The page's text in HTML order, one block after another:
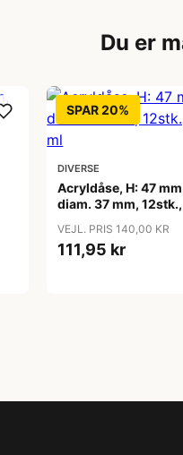
Du er
SPAR 20%
DIVERSE
Acryldåse, H: 47
diam. 37 mm,
VEJL. PRIS 140,00 KR
111,95 kr